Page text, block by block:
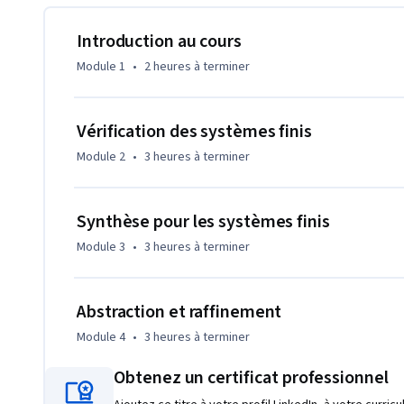
semaines et des frais de scolarité payants. L'admission
préliminaires, et non sur les antécédents académiques.
les jeunes diplômés ou les professionnels en activité. En
Introduction au cours
Module 1 • 2 heures à terminer
Vérification des systèmes finis
Module 2 • 3 heures à terminer
Synthèse pour les systèmes finis
Module 3 • 3 heures à terminer
Abstraction et raffinement
Module 4 • 3 heures à terminer
Obtenez un certificat professionnel